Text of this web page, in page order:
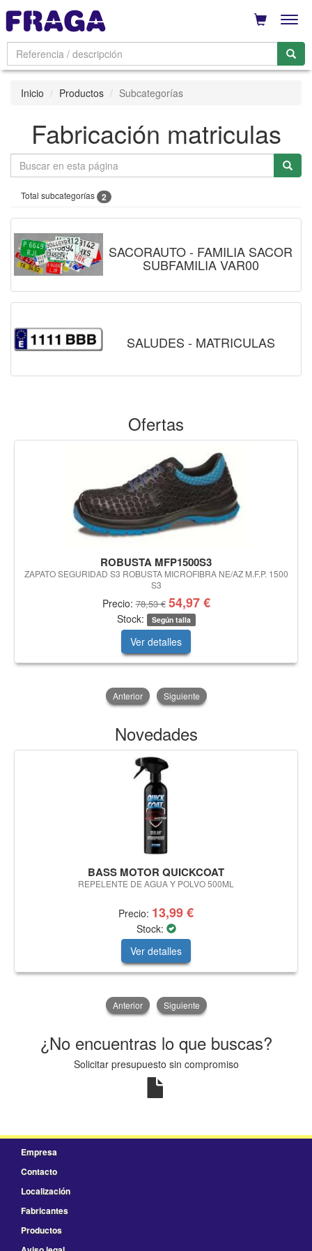
Inicio Productos Subcategorías
Fabricación matriculas
Total subcategorías 2
SACORAUTO - FAMILIA SACOR
SUBFAMILIA VAR00
SALUDES - MATRICULAS
Ofertas
ROBUSTA MFP1500S3
ZAPATO SEGURIDAD S3 ROBUSTA MICROFIBRA NE/AZ M.F.P. 1500
S3
Precio:78,53 € 54,97 €
Stock: Según talla
Ver detalles
Anterior Siguiente
Novedades
BASS MOTOR QUICKCOAT
REPELENTE DE AGUA Y POLVO 500ML
Precio: 13,99 €
Stock:
Ver detalles
Anterior Siguiente
¿No encuentras lo que buscas?
Solicitar presupuesto sin compromiso
Empresa
Contacto
Localización
Fabricantes
Productos